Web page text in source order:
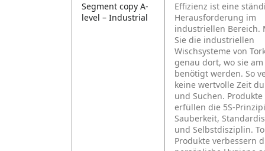
Segment copy A-
level – Industrial
Effizienz ist eine
Herausforderung im
industriellen Bereich.
Sie die industriellen
Wischsysteme von
genau dort, wo sie
benötigt werden. So
keine wertvolle Zeit
und Suchen. Produkte
erfüllen die 5S-
Sauberkeit,
und Selbstdisziplin.
Produkte verbessern